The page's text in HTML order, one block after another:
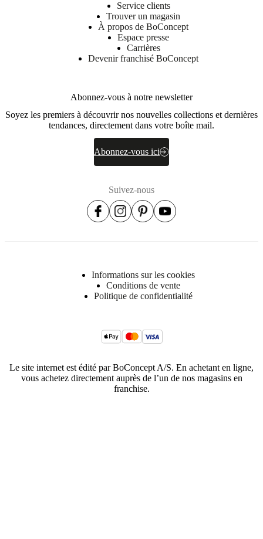
Service clients
Trouver un magasin
À propos de BoConcept
Espace presse
Carrières
Devenir franchisé BoConcept
Abonnez-vous à notre newsletter
Soyez les premiers à découvrir nos nouvelles collections et dernières
tendances, directement dans votre boîte mail.
Abonnez-vous ici
Suivez-nous
Informations sur les cookies
Conditions de vente
Politique de confidentialité
Le site internet est édité par BoConcept A/S. En achetant en ligne,
vous achetez directement auprès de l’un de nos magasins en
franchise.